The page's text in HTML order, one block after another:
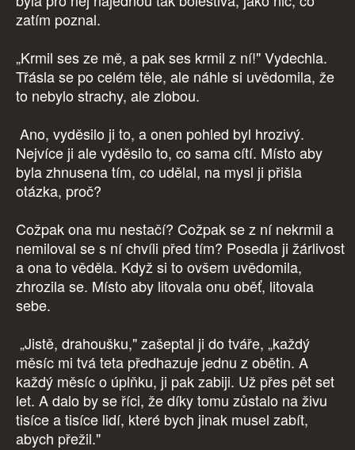
zatím poznal.
„Krmil ses ze mě, a pak ses krmil z ní!" Vydechla.
Třásla se po celém těle, ale náhle si uvědomila, že
to nebylo strachy, ale zlobou.
Ano, vyděsilo ji to, a onen pohled byl hrozivý.
Nejvíce ji ale vyděsilo to, co sama cítí. Místo aby
byla zhnusena tím, co udělal, na mysl ji přišla
otázka, proč?
Cožpak ona mu nestačí? Cožpak se z ní nekrmil a
nemiloval se s ní chvíli před tím? Posedla ji žárlivost
a ona to věděla. Když si to ovšem uvědomila,
zhrozila se. Místo aby litovala onu oběť, litovala
sebe.
„Jistě, drahoušku," zašeptal ji do tváře, „každý
měsíc mi tvá teta předhazuje jednu z obětin. A
každý měsíc o úplňku, ji pak zabiji. Už přes pět set
let. A dalo by se říci, že díky tomu zůstalo na živu
tisíce a tisíce lidí, které bych jinak musel zabít,
abych přežil."